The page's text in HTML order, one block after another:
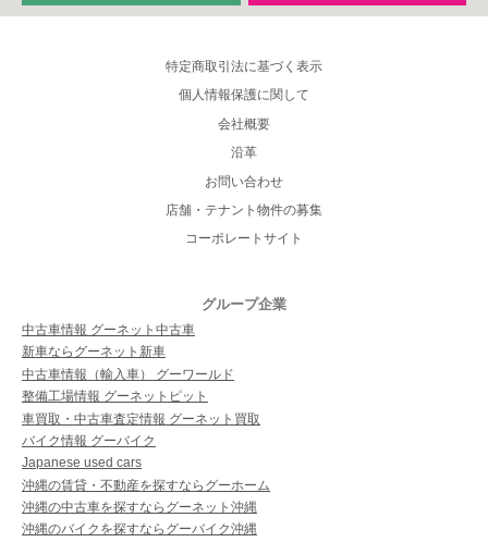
特定商取引法に基づく表示
個人情報保護に関して
会社概要
沿革
お問い合わせ
店舗・テナント物件の募集
コーポレートサイト
グループ企業
中古車情報 グーネット中古車
新車ならグーネット新車
中古車情報（輸入車） グーワールド
整備工場情報 グーネットピット
車買取・中古車査定情報 グーネット買取
バイク情報 グーバイク
Japanese used cars
沖縄の賃貸・不動産を探すならグーホーム
沖縄の中古車を探すならグーネット沖縄
沖縄のバイクを探すならグーバイク沖縄